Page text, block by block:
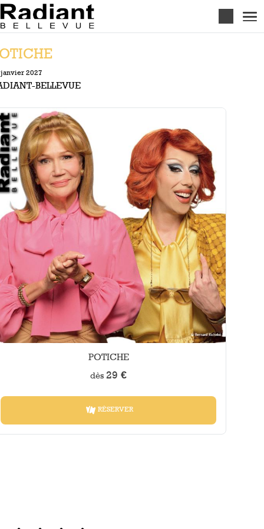
Aller au contenu principal
janvier 2027
BELLEVUE
POTICHE
dès 29 €
RÉSERVER